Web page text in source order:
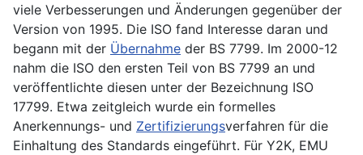
viele Verbesserungen und Änderungen gegenüber der
Version von 1995. Die ISO fand Interesse daran und
begann mit der Übernahme der BS 7799. Im 2000-12
nahm die ISO den ersten Teil von BS 7799 an und
veröffentlichte diesen unter der Bezeichnung ISO
17799. Etwa zeitgleich wurde ein formelles
Anerkennungs- und Zertifizierungs­verfahren für die
Einhaltung des Standards eingeführt. Für Y2K, EMU